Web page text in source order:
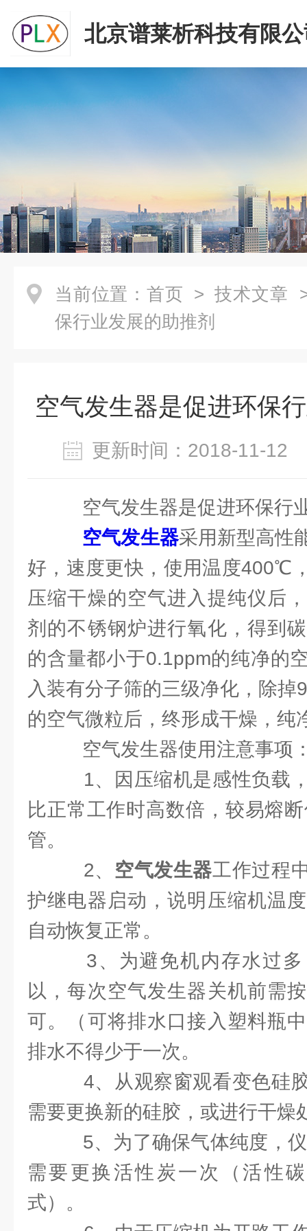
北京谱莱析科技有限
当前位置： 首页 > 技术文章
保行业发展的助推剂
空气发生器是促进环保
更新时间：2018-11-
空气发生器是促进环保行
空气发生器采用新型高性
好，速度更快，使用温度400℃
压缩干燥的空气进入提纯仪后
剂的不锈钢炉进行氧化，得到
的含量都小于0.1ppm的纯净的
入装有分子筛的三级净化，除
的空气微粒后，终形成干燥，纯
空气发生器使用注意事项
1、因压缩机是感性负载
比正常工作时高数倍，较易熔
管。
2、 空气发生器工作过程
护继电器启动，说明压缩机温
自动恢复正常。
3、为避免机内存水过多
以，每次空气发生器关机前需
可。（可将排水口接入塑料瓶
排水不得少于一次。
4、从观察窗观看变色硅
需要更换新的硅胶，或进行干燥
5、为了确保气体纯度，
需要更换活性炭一次（活性
式）。